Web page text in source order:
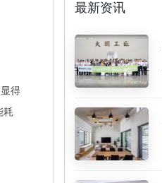
得
耗
最新资讯